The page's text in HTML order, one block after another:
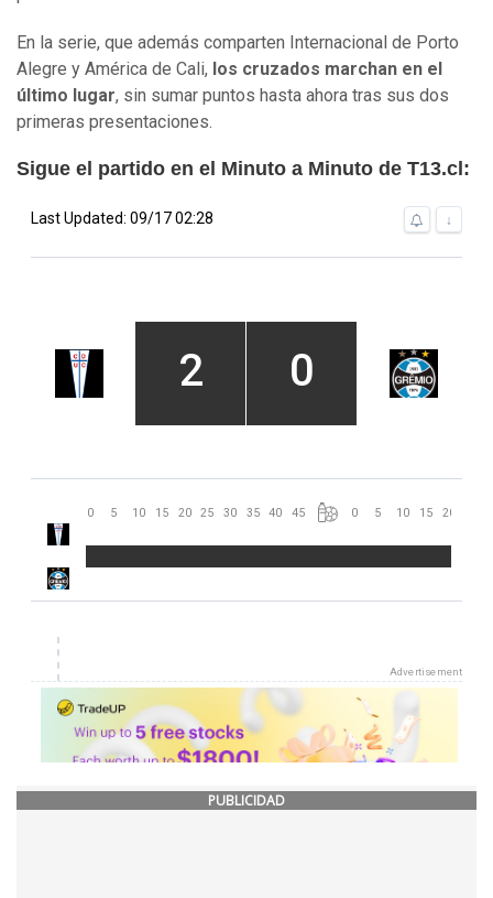
En la serie, que además comparten Internacional de Porto
Alegre y América de Cali, los cruzados marchan en el
último lugar, sin sumar puntos hasta ahora tras sus dos
primeras presentaciones.
Sigue el partido en el Minuto a Minuto de T13.cl:
PUBLICIDAD